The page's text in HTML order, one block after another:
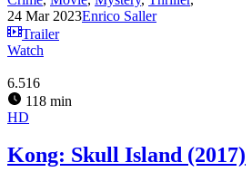
24 Mar 2023Enrico Saller
Trailer
Watch
6.516
118 min
HD
Kong: Skull Island (2017)